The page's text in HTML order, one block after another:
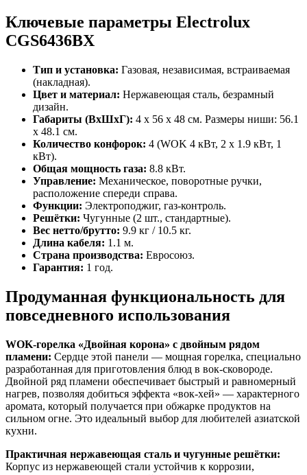
Ключевые параметры Electrolux
CGS6436BX
Тип и установка: Газовая, независимая, встраиваемая
(накладная).
Цвет и материал: Нержавеющая сталь, безрамный
дизайн.
Габариты (ВхШхГ): 4 x 56 x 48 см. Размеры ниши: 56.1
x 48.1 см.
Количество конфорок: 4 (WOK 4 кВт, 2 x 1.9 кВт, 1
кВт).
Общая мощность газа: 8.8 кВт.
Управление: Механическое, поворотные ручки,
расположение спереди справа.
Функции: Электроподжиг, газ-контроль.
Решётки: Чугунные (2 шт., стандартные).
Вес нетто/брутто: 9.9 кг / 10.5 кг.
Длина кабеля: 1.1 м.
Страна производства: Евросоюз.
Гарантия: 1 год.
Продуманная функциональность для
повседневного использования
WOK-горелка «Двойная корона» с двойным рядом
пламени: Сердце этой панели — мощная горелка, специально
разработанная для приготовления блюд в вок-сковороде.
Двойной ряд пламени обеспечивает быстрый и равномерный
нагрев, позволяя добиться эффекта «вок-хей» — характерного
аромата, который получается при обжарке продуктов на
сильном огне. Это идеальный выбор для любителей азиатской
кухни.
Практичная нержавеющая сталь и чугунные решётки:
Корпус из нержавеющей стали устойчив к коррозии,